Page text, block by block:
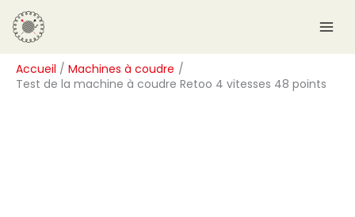
Aller
au
contenu
Accueil
Machines à coudre
Test de la machine à coudre Retoo 4 vitesses 48 points
R
e
c
h